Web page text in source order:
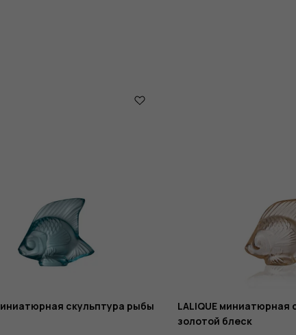
скульптура рыбы
LALIQUE миниатюрная
золотой блеск